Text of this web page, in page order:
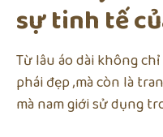
sự tinh tế
Từ lâu áo dài không
phái đẹp ,mà còn là
mà nam giới sử dụng